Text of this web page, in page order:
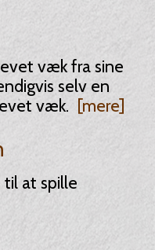
væk fra sine
selv en
væk. [mere]
til at spille